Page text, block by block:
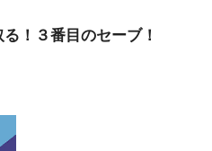
！３番目のセーブ！